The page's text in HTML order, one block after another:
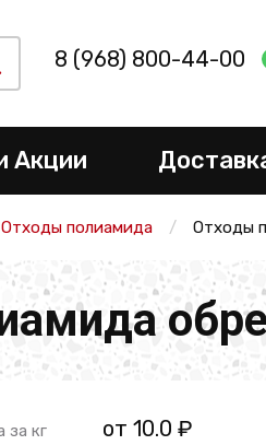
8 (968) 800-44-00
Акции
Отходы полиамида Отходы
за кг от 10.0 ₽